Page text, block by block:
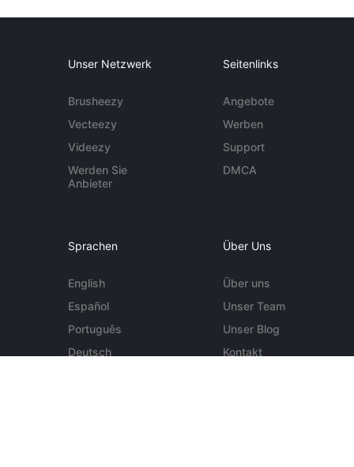
Unser Netzwerk
Brusheezy
Vecteezy
Videezy
Werden Sie
Anbieter
Seitenlinks
Angebote
Werben
Support
DMCA
Sprachen
English
Español
Português
Deutsch
Über Uns
Über uns
Unser Team
Unser Blog
Kontakt